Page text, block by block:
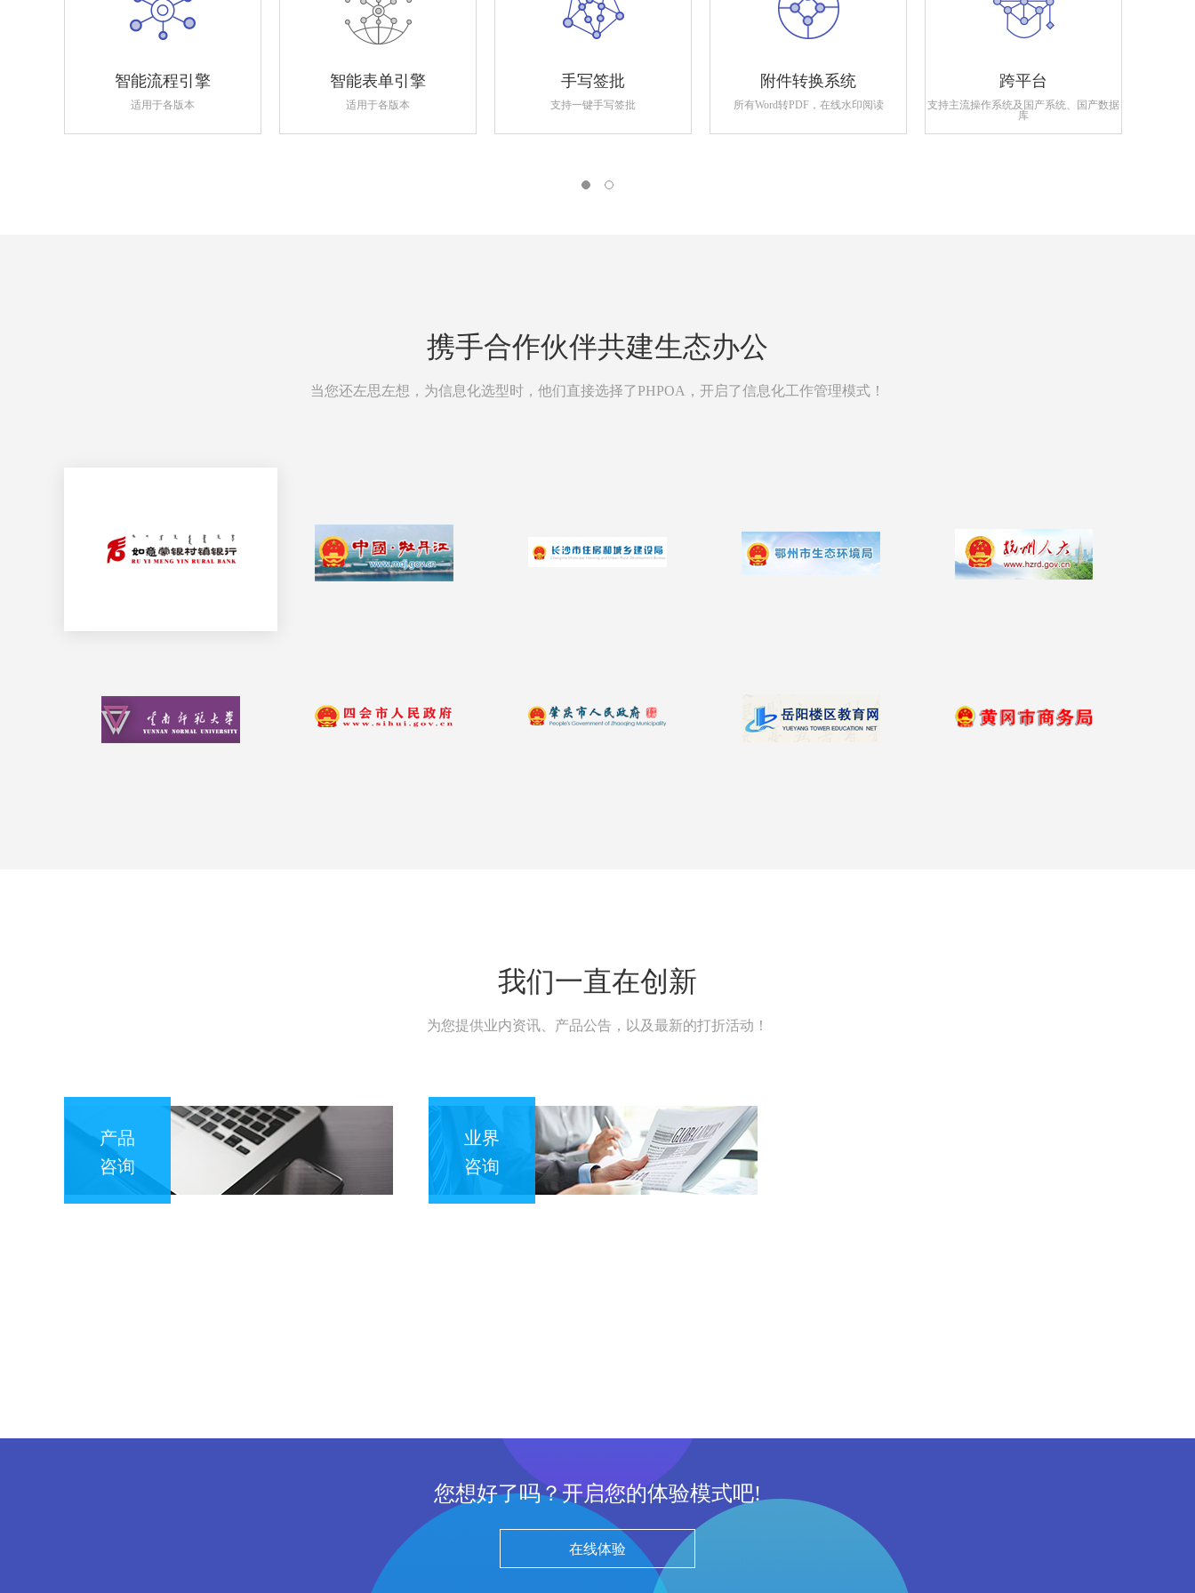
智能流程引擎
适用于各版本
智能表单引擎
适用于各版本
手写签批
支持一键手写签批
附件转换系统
所有Word转PDF，在线水印阅读
跨平台
支持主流操作系统及国产系统、国产数据
库
携手合作伙伴共建生态办公
当您还左思左想，为信息化选型时，他们直接选择了PHPOA，开启了信息化工作管理模式！
我们一直在创新
为您提供业内资讯、产品公告，以及最新的打折活动！
产品
咨询
业界
咨询
您想好了吗？开启您的体验模式吧!
在线体验